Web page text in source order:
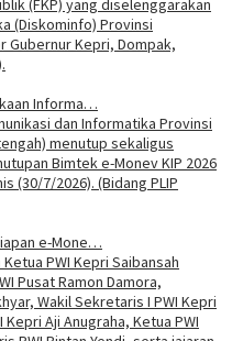
Informa…
e-Mone…